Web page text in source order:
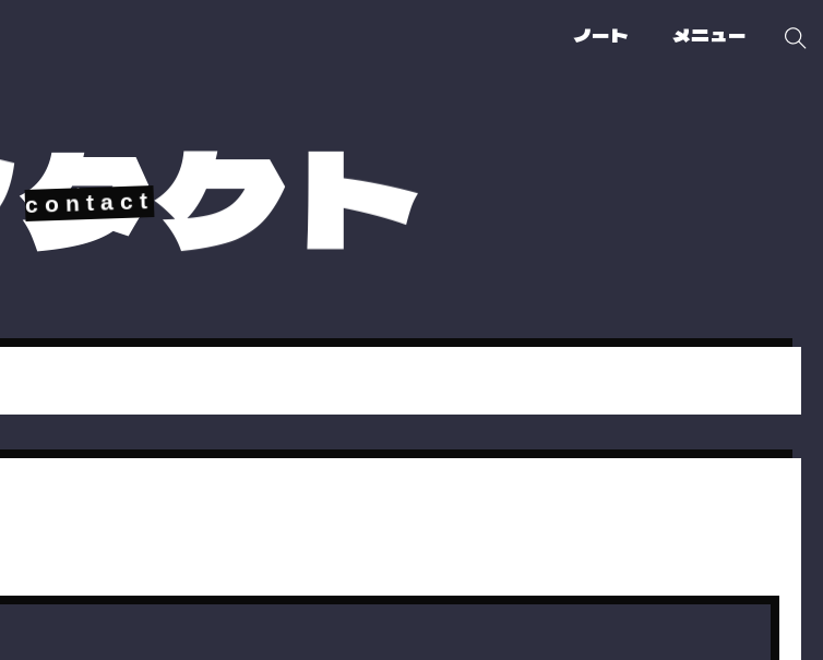
ノート メニュー
タクト